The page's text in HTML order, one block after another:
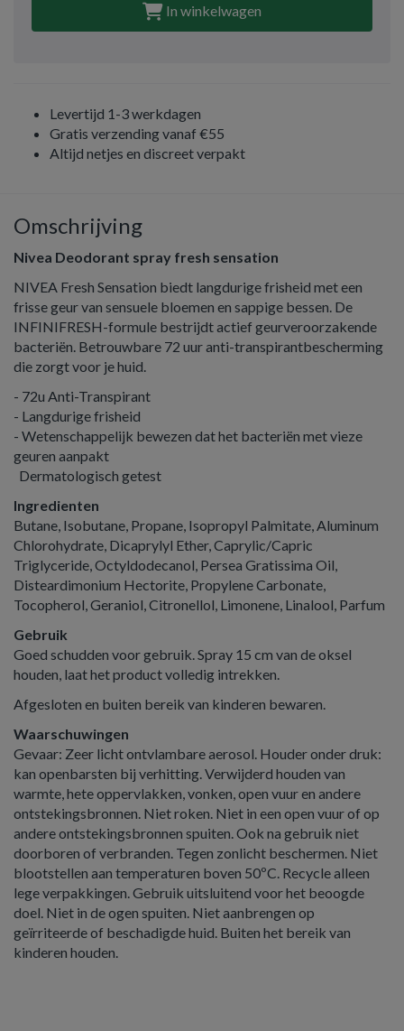
In winkelwagen
Levertijd 1-3 werkdagen
Gratis verzending vanaf €55
Altijd netjes en discreet verpakt
Omschrijving
Nivea Deodorant spray fresh sensation
NIVEA Fresh Sensation biedt langdurige frisheid met een
frisse geur van sensuele bloemen en sappige bessen. De
INFINIFRESH-formule bestrijdt actief geurveroorzakende
bacteriën. Betrouwbare 72 uur anti-transpirantbescherming
die zorgt voor je huid.
- 72u Anti-Transpirant
- Langdurige frisheid
- Wetenschappelijk bewezen dat het bacteriën met vieze
geuren aanpakt
Dermatologisch getest
Ingredienten
Butane, Isobutane, Propane, Isopropyl Palmitate, Aluminum
Chlorohydrate, Dicaprylyl Ether, Caprylic/Capric
Triglyceride, Octyldodecanol, Persea Gratissima Oil,
Disteardimonium Hectorite, Propylene Carbonate,
Tocopherol, Geraniol, Citronellol, Limonene, Linalool, Parfum
Gebruik
Goed schudden voor gebruik. Spray 15 cm van de oksel
houden, laat het product volledig intrekken.
Afgesloten en buiten bereik van kinderen bewaren.
Waarschuwingen
Gevaar: Zeer licht ontvlambare aerosol. Houder onder druk:
kan openbarsten bij verhitting. Verwijderd houden van
warmte, hete oppervlakken, vonken, open vuur en andere
ontstekingsbronnen. Niet roken. Niet in een open vuur of op
andere ontstekingsbronnen spuiten. Ook na gebruik niet
doorboren of verbranden. Tegen zonlicht beschermen. Niet
blootstellen aan temperaturen boven 50ºC. Recycle alleen
lege verpakkingen. Gebruik uitsluitend voor het beoogde
doel. Niet in de ogen spuiten. Niet aanbrengen op
geïrriteerde of beschadigde huid. Buiten het bereik van
kinderen houden.